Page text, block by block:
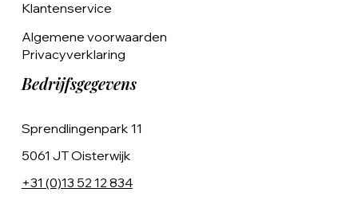
Klantenservice
Algemene voorwaarden
Privacyverklaring
Bedrijfsgegevens
Sprendlingenpark 11
5061 JT Oisterwijk
+31 (0)13 52 12 834